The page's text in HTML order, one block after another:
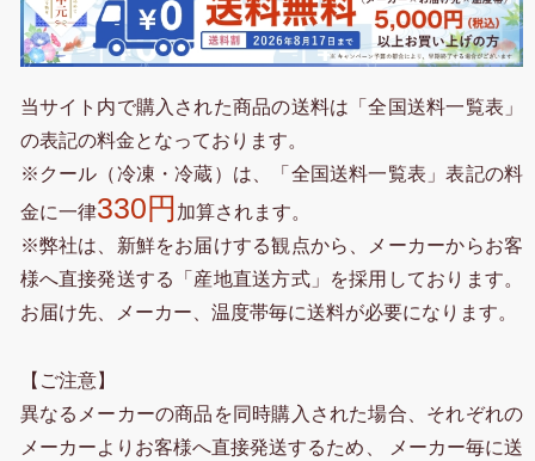
当サイト内で購入された商品の送料は「全国送料一覧表」
の表記の料金となっております。
※クール（冷凍・冷蔵）は、「全国送料一覧表」表記の料
金に一律330円 加算されます。
※弊社は、新鮮をお届けする観点から、メーカーからお客
様へ直接発送する「産地直送方式」を採用しております。
お届け先、メーカー、温度帯毎に送料が必要になります。
【ご注意】
異なるメーカーの商品を同時購入された場合、それぞれの
メーカーよりお客様へ直接発送するため、 メーカー毎に送